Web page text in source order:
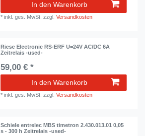
In den Warenkorb
*inkl. ges. MwSt. zzgl.Versandkosten
Riese Electronic RS-ERF U=24V AC/DC 6A
Zeitrelais -used-
59,00 € *
In den Warenkorb
*inkl. ges. MwSt. zzgl.Versandkosten
Schiele entrelec MBS timetron 2.430.013.01 0,05
s - 300 h Zeitrelais -used-